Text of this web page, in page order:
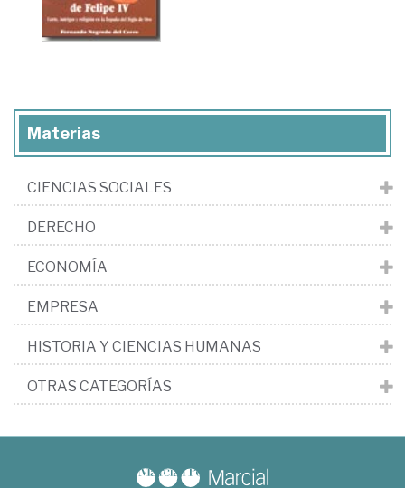
Materias
CIENCIAS SOCIALES
DERECHO
ECONOMÍA
EMPRESA
HISTORIA Y CIENCIAS HUMANAS
OTRAS CATEGORÍAS